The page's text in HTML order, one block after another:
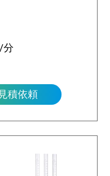
分
積依頼